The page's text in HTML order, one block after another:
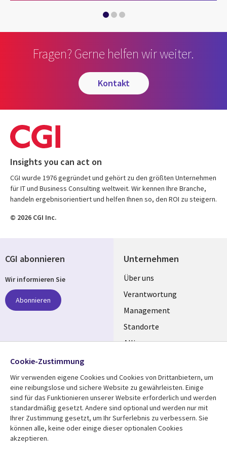
Fragen? Gerne helfen wir weiter.
kontakt
Insights you can act on
CGI wurde 1976 gegründet und gehört zu den größten Unternehmen
für IT und Business Consulting weltweit. Wir kennen Ihre Branche,
handeln ergebnisorientiert und helfen Ihnen so, den ROI zu steigern.
© 2026 CGI Inc.
Unternehmen
Useful
links
GERMANY
Über uns
Verantwortung
Management
Standorte
Allianzen
Mediathek
Library
Links
Aktuelles
Rechtliches
Legal
Allgemeine
CGI abonnieren
Wir informieren Sie
Abonnieren
Social
Media
GERMANY
Cookie-Zustimmung
Wir verwenden eigene Cookies und Cookies von Drittanbietern, um
eine reibungslose und sichere Website zu gewährleisten. Einige
sind für das Funktionieren unserer Website erforderlich und werden
standardmäßig gesetzt. Andere sind optional und werden nur mit
Ihrer Zustimmung gesetzt, um Ihr Surferlebnis zu verbessern. Sie
können alle, keine oder einige dieser optionalen Cookies
akzeptieren.